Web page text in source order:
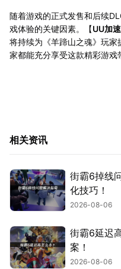
随着游戏的正式发售和后续
戏体验的关键因素。【UU加
将持续为《羊蹄山之魂》玩
家都能充分享受这款精彩游戏
相关资讯
街霸6掉线
化技巧！
2026-08-06
街霸6延迟
案！
2026-08-06